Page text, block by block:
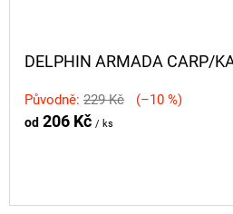
DELPHIN ARMADA CARP/
Původně: 229 Kč (–10 %)
od 206 Kč / ks